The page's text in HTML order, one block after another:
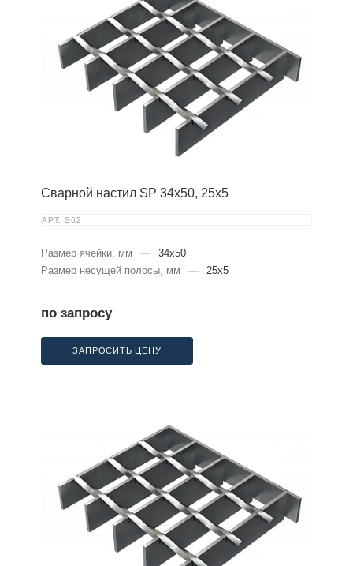
Сварной настил SP 34х50, 25х5
АРТ. S62
Размер ячейки, мм —
34x50
Размер несущей полосы, мм
— 25x5
по запросу
ЗАПРОСИТЬ ЦЕНУ